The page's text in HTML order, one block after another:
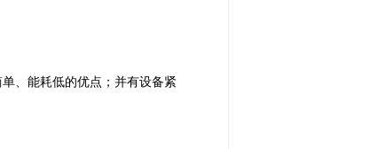
、能耗低的优点；并有设备紧